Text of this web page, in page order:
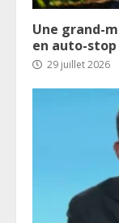
Une grand-
en auto-
29 juillet 2026